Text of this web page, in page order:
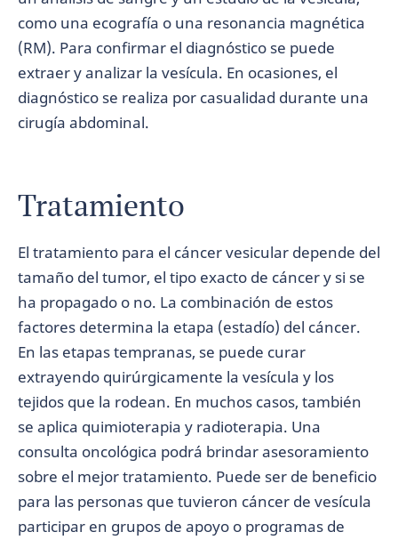
como una ecografía o una resonancia magnética
(RM). Para confirmar el diagnóstico se puede
extraer y analizar la vesícula. En ocasiones, el
diagnóstico se realiza por casualidad durante una
cirugía abdominal.
Tratamiento
El tratamiento para el cáncer vesicular depende del
tamaño del tumor, el tipo exacto de cáncer y si se
ha propagado o no. La combinación de estos
factores determina la etapa (estadío) del cáncer.
En las etapas tempranas, se puede curar
extrayendo quirúrgicamente la vesícula y los
tejidos que la rodean. En muchos casos, también
se aplica quimioterapia y radioterapia. Una
consulta oncológica podrá brindar asesoramiento
sobre el mejor tratamiento. Puede ser de beneficio
para las personas que tuvieron cáncer de vesícula
participar en grupos de apoyo o programas de